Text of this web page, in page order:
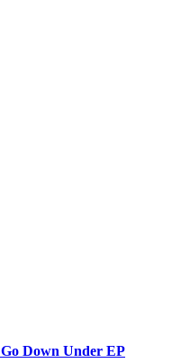
Down Under EP